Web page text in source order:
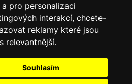
pro personalizaci
interakcí, chcete-
reklamy které jsou
relevantnější.
Souhlasím
E-shop
Akce
Pro developery